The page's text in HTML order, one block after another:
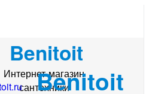
Benitoit
Интернет-магазин
сантехники
Benitoit